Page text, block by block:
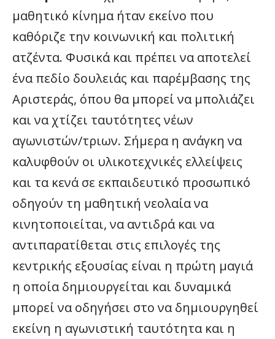
μαθητικό κίνημα ήταν εκείνο που
καθόριζε την κοινωνική και πολιτική
ατζέντα. Φυσικά και πρέπει να αποτελεί
ένα πεδίο δουλειάς και παρέμβασης της
Αριστεράς, όπου θα μπορεί να μπολιάζει
και να χτίζει ταυτότητες νέων
αγωνιστών/τριων. Σήμερα η ανάγκη να
καλυφθούν οι υλικοτεχνικές ελλείψεις
και τα κενά σε εκπαιδευτικό προσωπικό
οδηγούν τη μαθητική νεολαία να
κινητοποιείται, να αντιδρά και να
αντιπαρατίθεται στις επιλογές της
κεντρικής εξουσίας είναι η πρώτη μαγιά
η οποία δημιουργείται και δυναμικά
μπορεί να οδηγήσει στο να δημιουργηθεί
εκείνη η αγωνιστική ταυτότητα και η